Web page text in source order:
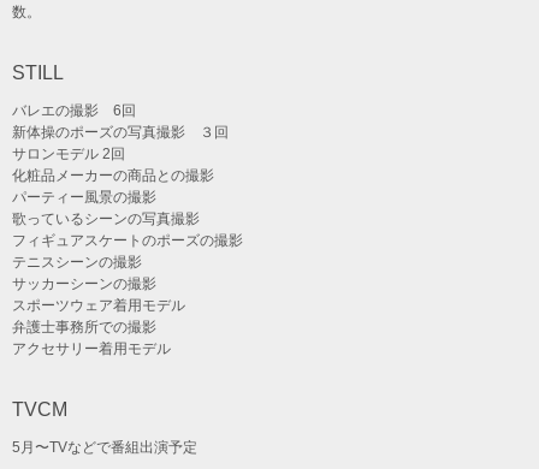
数。
STILL
バレエの撮影 6回
新体操のポーズの写真撮影 ３回
サロンモデル 2回
化粧品メーカーの商品との撮影
パーティー風景の撮影
歌っているシーンの写真撮影
フィギュアスケートのポーズの撮影
テニスシーンの撮影
サッカーシーンの撮影
スポーツウェア着用モデル
弁護士事務所での撮影
アクセサリー着用モデル
TVCM
5月〜TVなどで番組出演予定